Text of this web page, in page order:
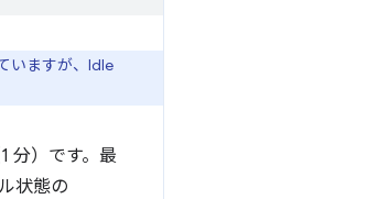
いますが、Idle
分）です。最
状態の